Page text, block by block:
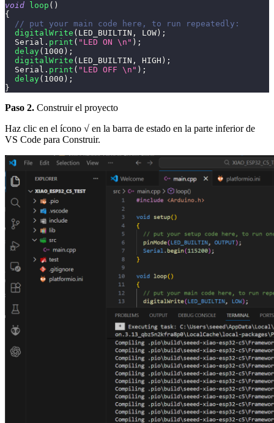
void
loop ( )
{
// put your main code here, to run repeatedly:
digitalWrite ( LED_BUILTIN , LOW ) ;
  Serial
. print ( "LED ON \n" ) ;
delay( 1000 ) ;
digitalWrite ( LED_BUILTIN , HIGH ) ;
  Serial
. print ( "LED OFF \n" ) ;
delay( 1000 ) ;
}
Paso 2. Construir el proyecto
Haz clic en el ícono √ en la barra de estado en la parte inferior de
VS Code para Construir.